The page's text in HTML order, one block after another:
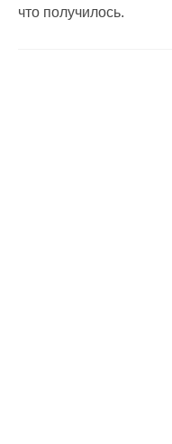
что получилось.